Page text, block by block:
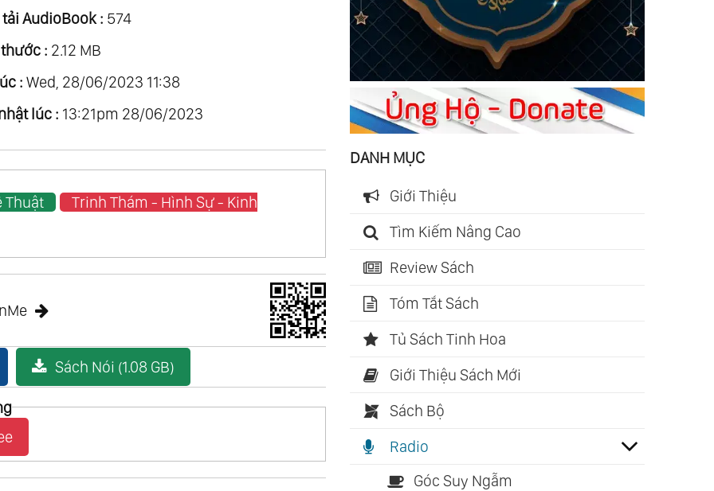
AudioBook : 574
: 2.12 MB
: Wed, 28/06/2023 11:38
lúc : 13:21pm 28/06/2023
Thuật
Trinh Thám - Hình Sự - Kinh
Sách Nói (1.08 GB)
DANH MỤC
Giới Thiệu
Tìm Kiếm Nâng Cao
Review Sách
Tóm Tắt Sách
Tủ Sách Tinh Hoa
Giới Thiệu Sách Mới
Sách Bộ
Radio
Góc Suy Ngẫm